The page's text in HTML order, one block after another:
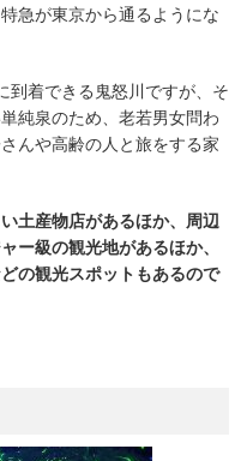
急が東京から通るようにな
到着できる鬼怒川ですが、そ
純泉のため、老若男女問わ
んや高齢の人と旅をする家
土産物店があるほか、周辺
ー級の観光地があるほか、
の観光スポットもあるので